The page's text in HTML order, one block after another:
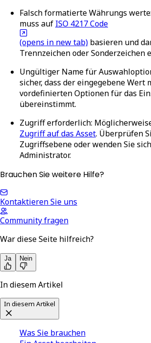
FalschformatierteWährungs werte
muss auf ISO 4217 Code
(opens in new tab) basieren und
Trennzeichen oder Sonderzeichen
Ungültiger Name für
sicher, dass der eingegebene Wert
vordefinierten Optionen für das
übereinstimmt.
Zugriff erforderlich:
Zugriff auf das Asset. Überprüfen
Zugriffsebene oder wenden Sie
Administrator.
Brauchen Sie weitere Hilfe?
Kontaktieren Sie uns
Community fragen
War diese Seite hilfreich?
Ja Nein
In diesem Artikel
In diesem Artikel
Was Sie brauchen